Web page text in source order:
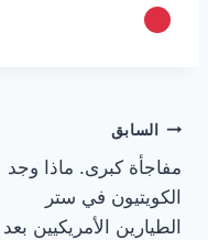
تصفّح
المقالات
السابق
مفاجأة كبرى. ماذا وجد
الكويتيون في ستر
الطيارين الأمريكيين بعد